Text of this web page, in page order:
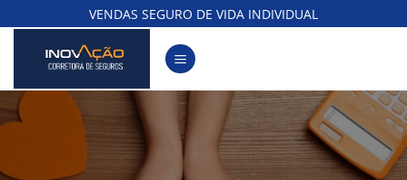
to
content
VENDAS SEGURO DE VIDA INDIVIDUAL